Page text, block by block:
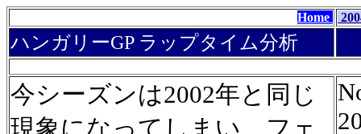
Home 200
ハンガリーGP ラップタイム分析
今シーズンは2002年と同じ
現象になってしまい、フェ